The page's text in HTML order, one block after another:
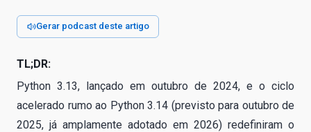
Gerar podcast deste artigo
TL;DR:
Python 3.13, lançado em outubro de 2024, e o ciclo
acelerado rumo ao Python 3.14 (previsto para outubro de
2025, já amplamente adotado em 2026) redefiniram o